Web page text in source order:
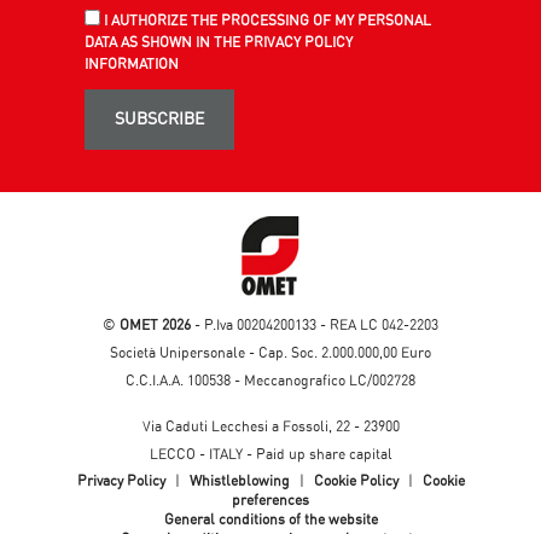
I AUTHORIZE THE PROCESSING OF MY PERSONAL
DATA AS SHOWN IN THE PRIVACY POLICY
INFORMATION
SUBSCRIBE
© OMET 2026 - P.Iva 00204200133 - REA LC 042-2203
Società Unipersonale - Cap. Soc. 2.000.000,00 Euro
C.C.I.A.A. 100538 - Meccanografico LC/002728
Via Caduti Lecchesi a Fossoli, 22 - 23900
LECCO - ITALY - Paid up share capital
Privacy Policy
Whistleblowing Cookie Policy
Cookie
preferences
General conditions of the website